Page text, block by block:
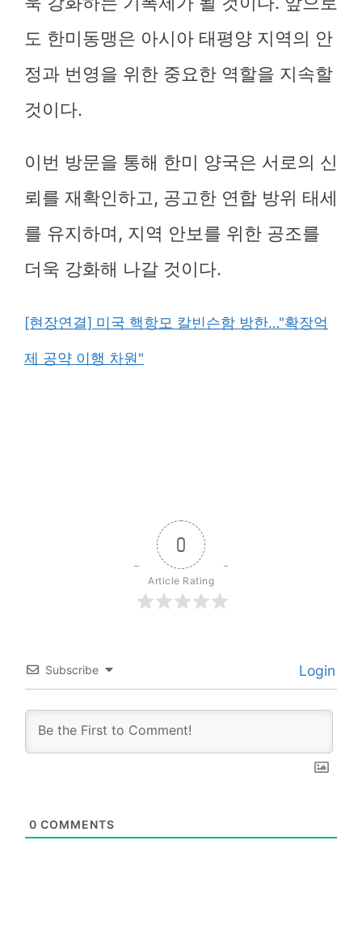
도 한미동맹은 아시아 태평양 지역의 안
정과 번영을 위한 중요한 역할을 지속할
것이다.
이번 방문을 통해 한미 양국은 서로의 신
뢰를 재확인하고, 공고한 연합 방위 태세
를 유지하며, 지역 안보를 위한 공조를
더욱 강화해 나갈 것이다.
[현장연결] 미국 핵항모 칼빈슨함 방한…"확장억
제 공약 이행 차원"
0
Article Rating
Subscribe Login
0 COMMENTS